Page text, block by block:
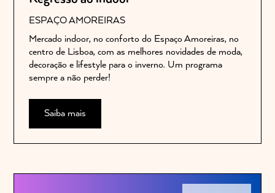
ESPAÇO AMOREIRAS
Mercado indoor, no conforto do Espaço Amoreiras, no
centro de Lisboa, com as melhores novidades de moda,
decoração e lifestyle para o inverno. Um programa
sempre a não perder!
Saiba mais